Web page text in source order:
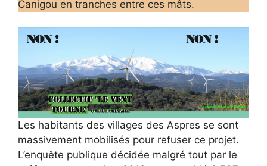
Canigou en tranches entre ces mâts.
Les habitants des villages des Aspres se sont
massivement mobilisés pour refuser ce projet.
L’enquête publique décidée malgré tout par le